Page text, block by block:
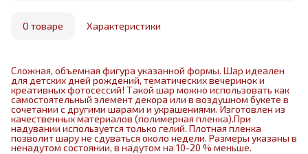
маркетплейса
О товаре Характеристики
Сложная, объемная фигура указанной формы. Шар идеален
для детских дней рождений, тематических вечеринок и
креативных фотосессий! Такой шар можно использовать как
самостоятельный элемент декора или в воздушном букете в
сочетании с другими шарами и украшениями. Изготовлен из
качественных материалов (полимерная пленка).При
надувании используется только гелий. Плотная пленка
позволит шару не сдуваться около недели. Размеры указаны в
ненадутом состоянии, в надутом на 10-20 % меньше.